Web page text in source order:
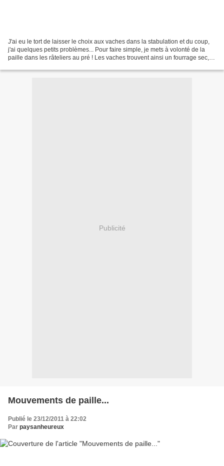
J'ai eu le tort de laisser le choix aux vaches dans la stabulation et du coup,
j'ai quelques petits problèmes... Pour faire simple, je mets à volonté de la
paille dans les râteliers au pré ! Les vaches trouvent ainsi un fourrage sec,
Publicité
Mouvements de paille...
Publié le 23/12/2011 à 22:02
Par paysanheureux